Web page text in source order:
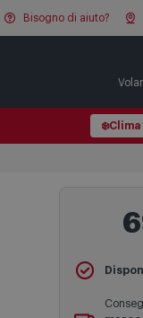
Bisogno di aiuto?
❄️Clima